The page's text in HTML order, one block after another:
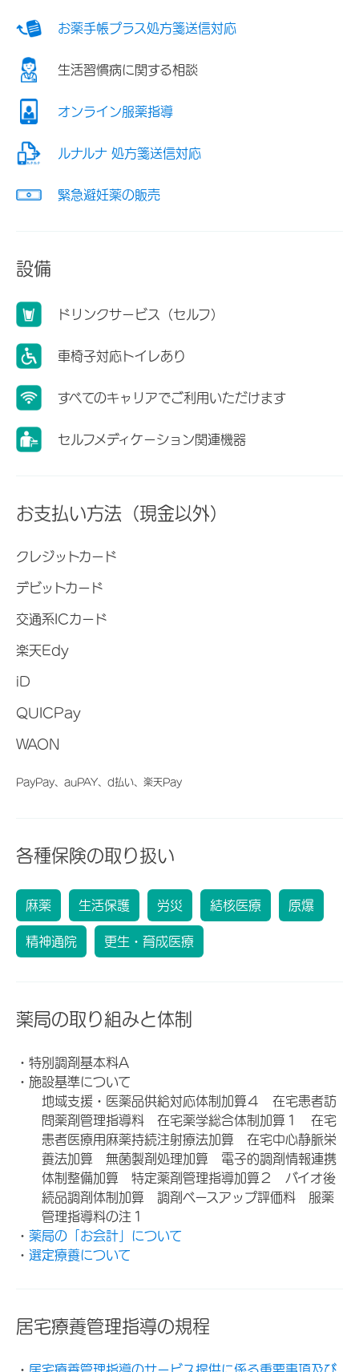
お薬手帳プラス処方箋送信対応
生活習慣病に関する相談
オンライン服薬指導
ルナルナ 処方箋送信対応
緊急避妊薬の販売
設備
ドリンクサービス（セルフ）
車椅子対応トイレあり
すべてのキャリアでご利用いただけます
セルフメディケーション関連機器
お支払い方法（現金以外）
クレジットカード
デビットカード
交通系ICカード
楽天Edy
iD
QUICPay
WAON
PayPay、auPAY、d払い、楽天Pay
各種保険の取り扱い
麻薬 生活保護 労災 結核医療 原爆
精神通院 更生・育成医療
薬局の取り組みと体制
・特別調剤基本料A
・施設基準について
地域支援・医薬品供給対応体制加算４ 在宅患者訪
問薬剤管理指導料 在宅薬学総合体制加算１ 在宅
患者医療用麻薬持続注射療法加算 在宅中心静脈栄
養法加算 無菌製剤処理加算 電子的調剤情報連携
体制整備加算 特定薬剤管理指導加算２ バイオ後
続品調剤体制加算 調剤ベースアップ評価料 服薬
管理指導料の注１
・ 薬局の「お会計」について
・ 選定療養について
居宅療養管理指導の規程